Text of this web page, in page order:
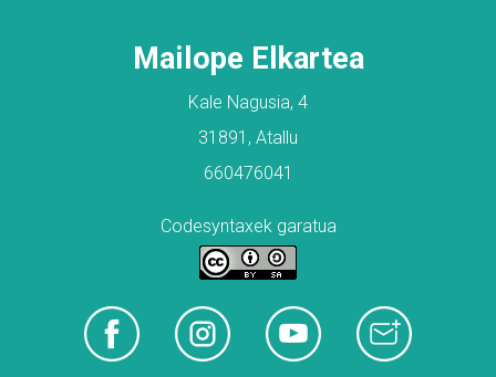
Mailope Elkartea
Kale Nagusia, 4
31891, Atallu
660476041
Codesyntaxek garatua